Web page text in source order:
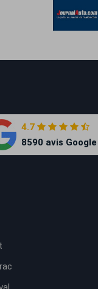
4.7
8590 avis Google